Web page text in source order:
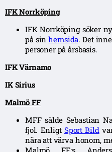
IFK Norrköping
IFK Norrköping söker
på sinhemsida. Det
personer på årsbasis.
IFK Värnamo
IK Sirius
Malmö FF
MFF sålde Sebastian
fjol. Enligt Sport Bild
nära att värva honom,